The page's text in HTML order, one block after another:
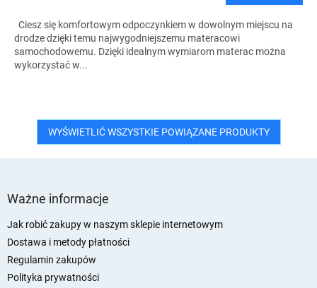
Ciesz się komfortowym odpoczynkiem w dowolnym miejscu na
drodze dzięki temu najwygodniejszemu materacowi
samochodowemu. Dzięki idealnym wymiarom materac można
wykorzystać w...
WYŚWIETLIĆ WSZYSTKIE POWIĄZANE PRODUKTY
Ważne informacje
Jak robić zakupy w naszym sklepie internetowym
Dostawa i metody płatności
Regulamin zakupów
Polityka prywatności